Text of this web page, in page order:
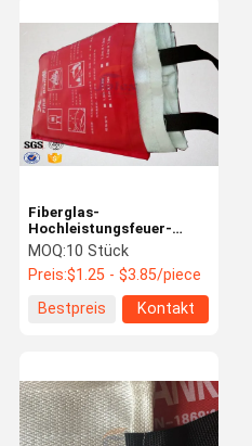
Fiberglas-
Hochleistungsfeuer-
Decke der Küchen-7oz
mit 100% Glasfaser-
Materialien
MOQ:10 Stück
Preis:$1.25 - $3.85/piece
Bestpreis
Kontakt